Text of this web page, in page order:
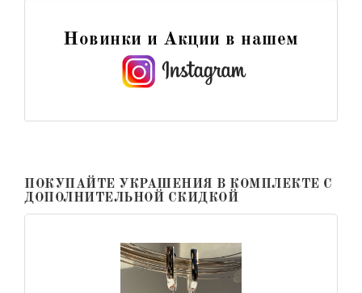
Новинки и Акции в нашем
ПОКУПАЙТЕ УКРАШЕНИЯ В КОМПЛЕКТЕ С
ДОПОЛНИТЕЛЬНОЙ СКИДКОЙ